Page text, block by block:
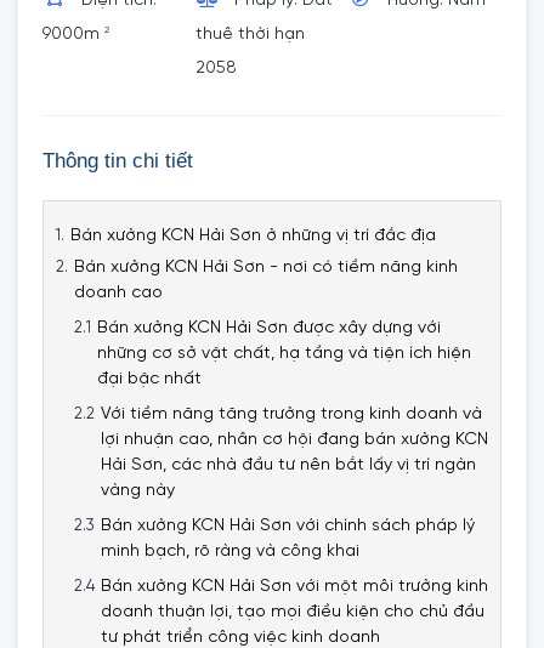
9000m 2
thuê thời hạn
2058
Thông tin chi tiết
Bán xưởng KCN Hải Sơn ở những vị trí đắc địa
Bán xưởng KCN Hải Sơn - nơi có tiềm năng kinh
doanh cao
Bán xưởng KCN Hải Sơn được xây dựng với
những cơ sở vật chất, hạ tầng và tiện ích hiện
đại bậc nhất
Với tiềm năng tăng trưởng trong kinh doanh và
lợi nhuận cao, nhân cơ hội đang bán xưởng KCN
Hải Sơn, các nhà đầu tư nên bắt lấy vị trí ngàn
vàng này
Bán xưởng KCN Hải Sơn với chính sách pháp lý
minh bạch, rõ ràng và công khai
Bán xưởng KCN Hải Sơn với một môi trưởng kinh
doanh thuận lợi, tạo mọi điều kiện cho chủ đầu
tư phát triển công việc kinh doanh